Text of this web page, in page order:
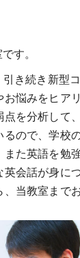
す。
き続き新型
悩みをヒア
を分析して
ので、学校
た英語を勉
会話が身に
当教室まで